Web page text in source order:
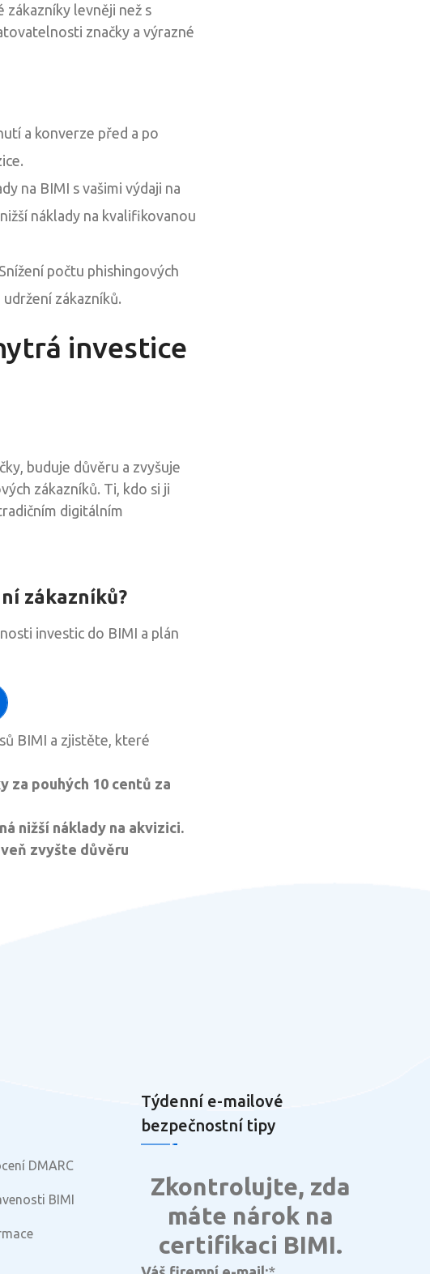
levněji než s
značky a výrazné
a konverze před a po
na BIMI s vašimi výdaji na
náklady na kvalifikovanou
Snížení počtu phishingových
zákazníků.
investice
buduje důvěru a zvyšuje
zákazníků. Ti, kdo si ji
digitálním
zákazníků?
investic do BIMI a plán
BIMI a zjistěte, které
za pouhých 10 centů za
nižší náklady na akvizici.
zvyšte důvěru
DMARC
BIMI
Týdenní e-mailové
bezpečnostní tipy
Zkontrolujte, zda
máte nárok na
certifikaci BIMI.